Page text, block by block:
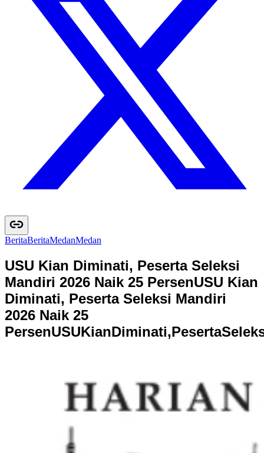
BeritaBeritaMedanMedan
USU Kian Diminati, Peserta Seleksi
Mandiri 2026 Naik 25 PersenUSU Kian
Diminati, Peserta Seleksi Mandiri
2026 Naik 25
PersenUSUKianDiminati,PesertaSelek